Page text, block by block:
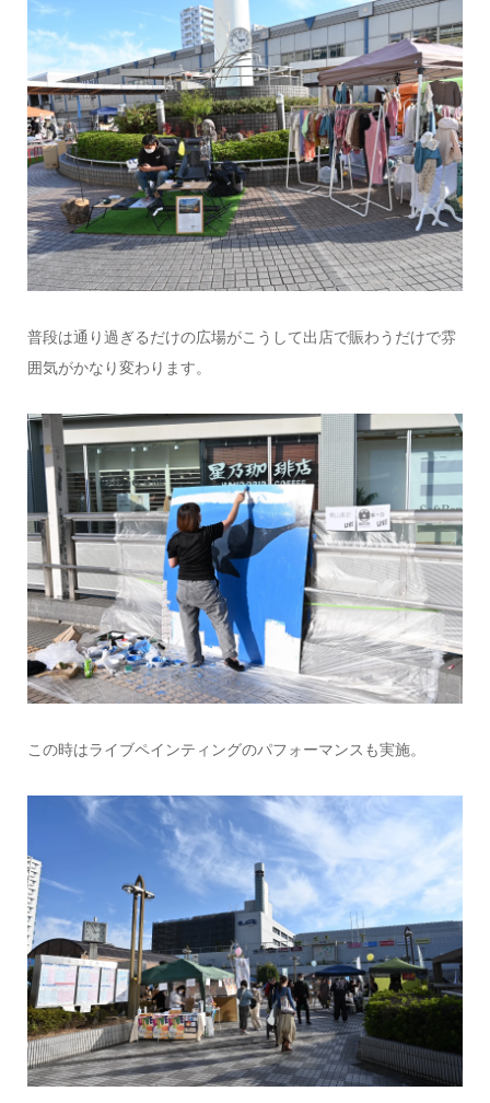
普段は通り過ぎるだけの広場がこうして出店で賑わうだけで雰
囲気がかなり変わります。
この時はライブペインティングのパフォーマンスも実施。